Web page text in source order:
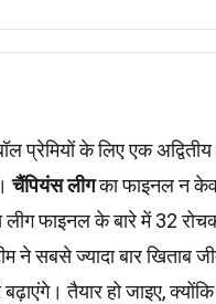
प्रेमियों के लिए एक
चैंपियंस लीगका फाइनल न
फाइनल के बारे में 32
ने सबसे ज्यादा बार खिताब
तैयार हो जाइए,